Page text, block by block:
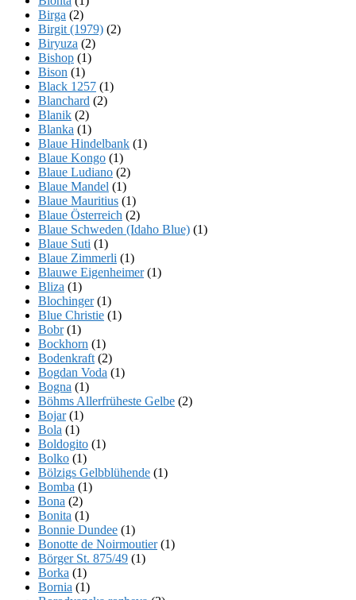
Birga (2)
Birgit (1979) (2)
Biryuza (2)
Bishop (1)
Bison (1)
Black 1257 (1)
Blanchard (2)
Blanik (2)
Blanka (1)
Blaue Hindelbank (1)
Blaue Kongo (1)
Blaue Ludiano (2)
Blaue Mandel (1)
Blaue Mauritius (1)
Blaue Österreich (2)
Blaue Schweden (Idaho Blue) (1)
Blaue Suti (1)
Blaue Zimmerli (1)
Blauwe Eigenheimer(1)
Bliza (1)
Blochinger(1)
Blue Christie (1)
Bobr(1)
Bockhorn (1)
Bodenkraft (2)
Bogdan Voda (1)
Bogna (1)
Böhms Allerfrüheste Gelbe (2)
Bojar(1)
Bola (1)
Boldogito (1)
Bolko (1)
Bölzigs Gelbblühende (1)
Bomba (1)
Bona (2)
Bonita (1)
Bonnie Dundee (1)
Bonotte de Noirmoutier(1)
Börger St. 875/49 (1)
Borka (1)
Bornia (1)